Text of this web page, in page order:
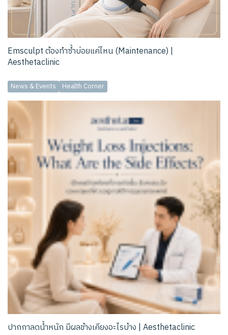
Emsculpt ต้องทำซ้ำบ่อยแค่ไหน (Maintenance) |
Aesthetaclinic
News & Events Health Corner
ปากกาลดน้ำหนัก มีผลข้างเคียงอะไรบ้าง | Aesthetaclinic